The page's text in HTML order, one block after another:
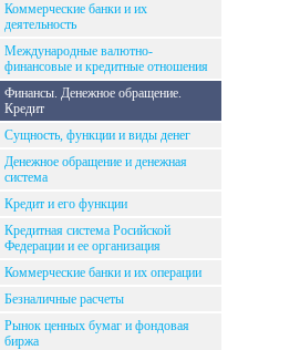
Коммерческие банки и их
деятельность
Международные валютно-
финансовые и кредитные отношения
Финансы. Денежное обращение.
Кредит
Сущность, функции и виды денег
Денежное обращение и денежная
система
Кредит и его функции
Кредитная система Росийской
Федерации и ее организация
Коммерческие банки и их операции
Безналичные расчеты
Рынок ценных бумаг и фондовая
биржа